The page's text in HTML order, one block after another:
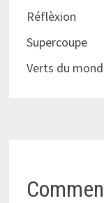
Réflèxion
Supercoupe
Verts du